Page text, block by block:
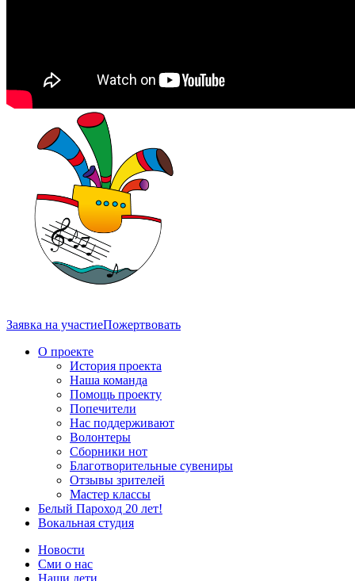
Заявка на участиеПожертвовать
О проекте
История проекта
Наша команда
Помощь проекту
Попечители
Нас поддерживают
Волонтеры
Сборники нот
Благотворительные сувениры
Отзывы зрителей
Мастер классы
Белый Пароход 20 лет!
Вокальная студия
Новости
Сми о нас
Наши дети